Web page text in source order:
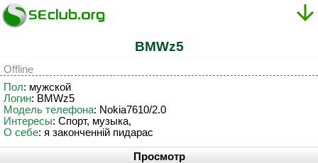
BMWz5
Offline
Пол: мужской
Логин: BMWz5
Модель телефона: Nokia7610/2.0
Интересы: Спорт, музыка,
О себе: я законченній пидарас
Просмотр